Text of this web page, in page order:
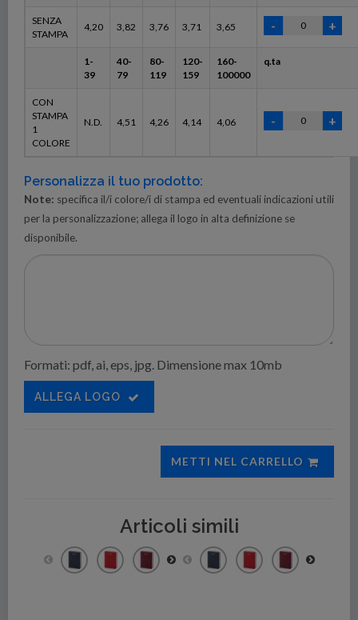
SENZA
STAMPA
4,20 3,82 3,76 3,71 3,65
1-
39
40-
79
80-
119
120-
159
160-
100000
q.ta
CON
STAMPA
1
COLORE
N.D. 4,51 4,26 4,14 4,06
Personalizza il tuo prodotto:
Note: specifica il/i colore/i di stampa ed eventuali indicazioni utili
per la personalizzazione; allega il logo in alta definizione se
disponibile.
Formati: pdf, ai, eps, jpg. Dimensione max 10mb
ALLEGA LOGO
METTI NEL CARRELLO
Articoli simili